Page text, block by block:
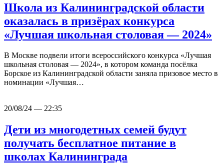
Школа из Калининградской области
оказалась в призёрах конкурса
«Лучшая школьная столовая — 2024»
В Москве подвели итоги всероссийского конкурса «Лучшая
школьная столовая — 2024», в котором команда посёлка
Борское из Калининградской области заняла призовое место в
номинации «Лучшая…
20/08/24 — 22:35
Дети из многодетных семей будут
получать бесплатное питание в
школах Калининграда